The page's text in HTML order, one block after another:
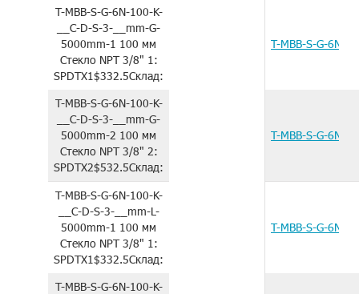
T-MBB-S-G-6N-100-K-
__C-D-S-3-__mm-G-
5000mm-1 100 мм
СтеклоNPT 3/8" 1:
SPDTX1$332.5Склад:
T-MBB-S-G-6N-
T-MBB-S-G-6N-100-K-
__C-D-S-3-__mm-G-
5000mm-2 100 мм
СтеклоNPT 3/8" 2:
SPDTX2$532.5Склад:
T-MBB-S-G-6N-
T-MBB-S-G-6N-100-K-
__C-D-S-3-__mm-L-
5000mm-1 100 мм
СтеклоNPT 3/8" 1:
SPDTX1$332.5Склад:
T-MBB-S-G-6N-
T-MBB-S-G-6N-100-K-